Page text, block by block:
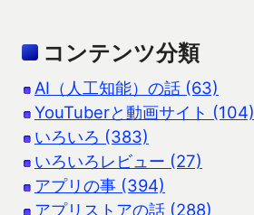
コンテンツ分類
AI（人工知能）の話 (63)
YouTuberと動画サイト (104)
いろいろ (383)
いろいろレビュー (27)
アプリの事 (394)
アプリストアの話 (288)